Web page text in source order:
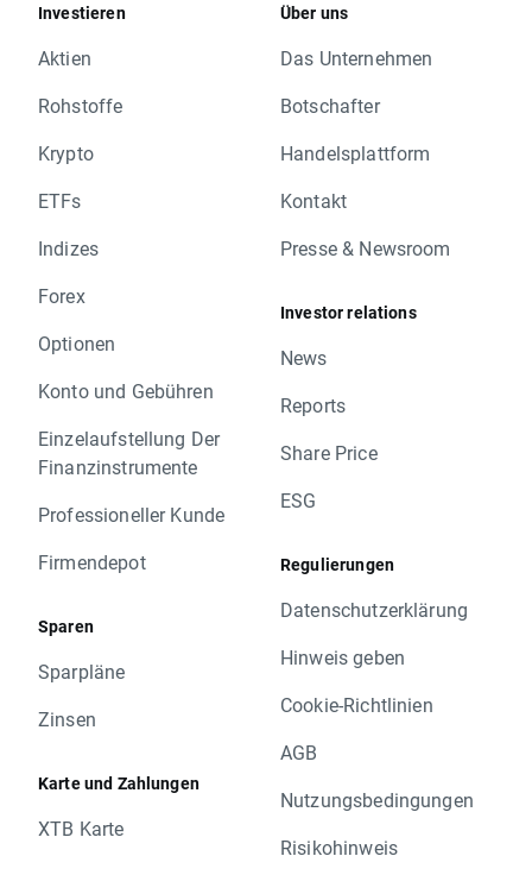
Investieren
Aktien
Rohstoffe
Krypto
ETFs
Indizes
Forex
Optionen
Konto und Gebühren
Einzelaufstellung Der
Finanzinstrumente
Professioneller Kunde
Firmendepot
Sparen
Sparpläne
Zinsen
Karte und Zahlungen
XTB Karte
Über uns
Das Unternehmen
Botschafter
Handelsplattform
Kontakt
Presse & Newsroom
Investor relations
News
Reports
Share Price
ESG
Regulierungen
Datenschutzerklärung
Hinweis geben
Cookie-Richtlinien
AGB
Nutzungsbedingungen
Risikohinweis